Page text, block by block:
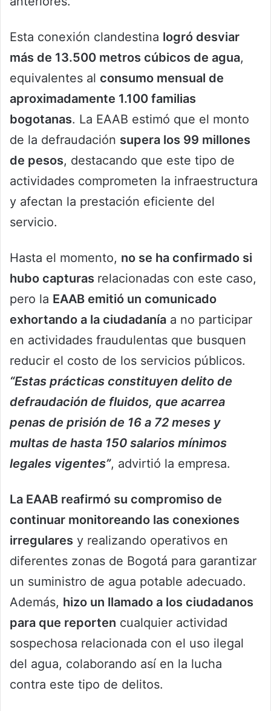
Esta conexión clandestina logró desviar
más de 13.500 metros cúbicos de agua,
equivalentes al consumo mensual de
aproximadamente 1.100 familias
bogotanas. La EAAB estimó que el monto
de la defraudación supera los 99 millones
de pesos, destacando que este tipo de
actividades comprometen la infraestructura
y afectan la prestación eficiente del
servicio.
Hasta el momento, no se ha confirmado si
hubo capturas relacionadas con este caso,
pero la EAAB emitió un comunicado
exhortando a la ciudadanía a no participar
en actividades fraudulentas que busquen
reducir el costo de los servicios públicos.
“Estas prácticas constituyen delito de
defraudación de fluidos, que acarrea
penas de prisión de 16 a 72 meses y
multas de hasta 150 salarios mínimos
legales vigentes”, advirtió la empresa.
La EAAB reafirmó su compromiso de
continuar monitoreando las conexiones
irregulares y realizando operativos en
diferentes zonas de Bogotá para garantizar
un suministro de agua potable adecuado.
Además, hizo un llamado a los ciudadanos
para que reporten cualquier actividad
sospechosa relacionada con el uso ilegal
del agua, colaborando así en la lucha
contra este tipo de delitos.